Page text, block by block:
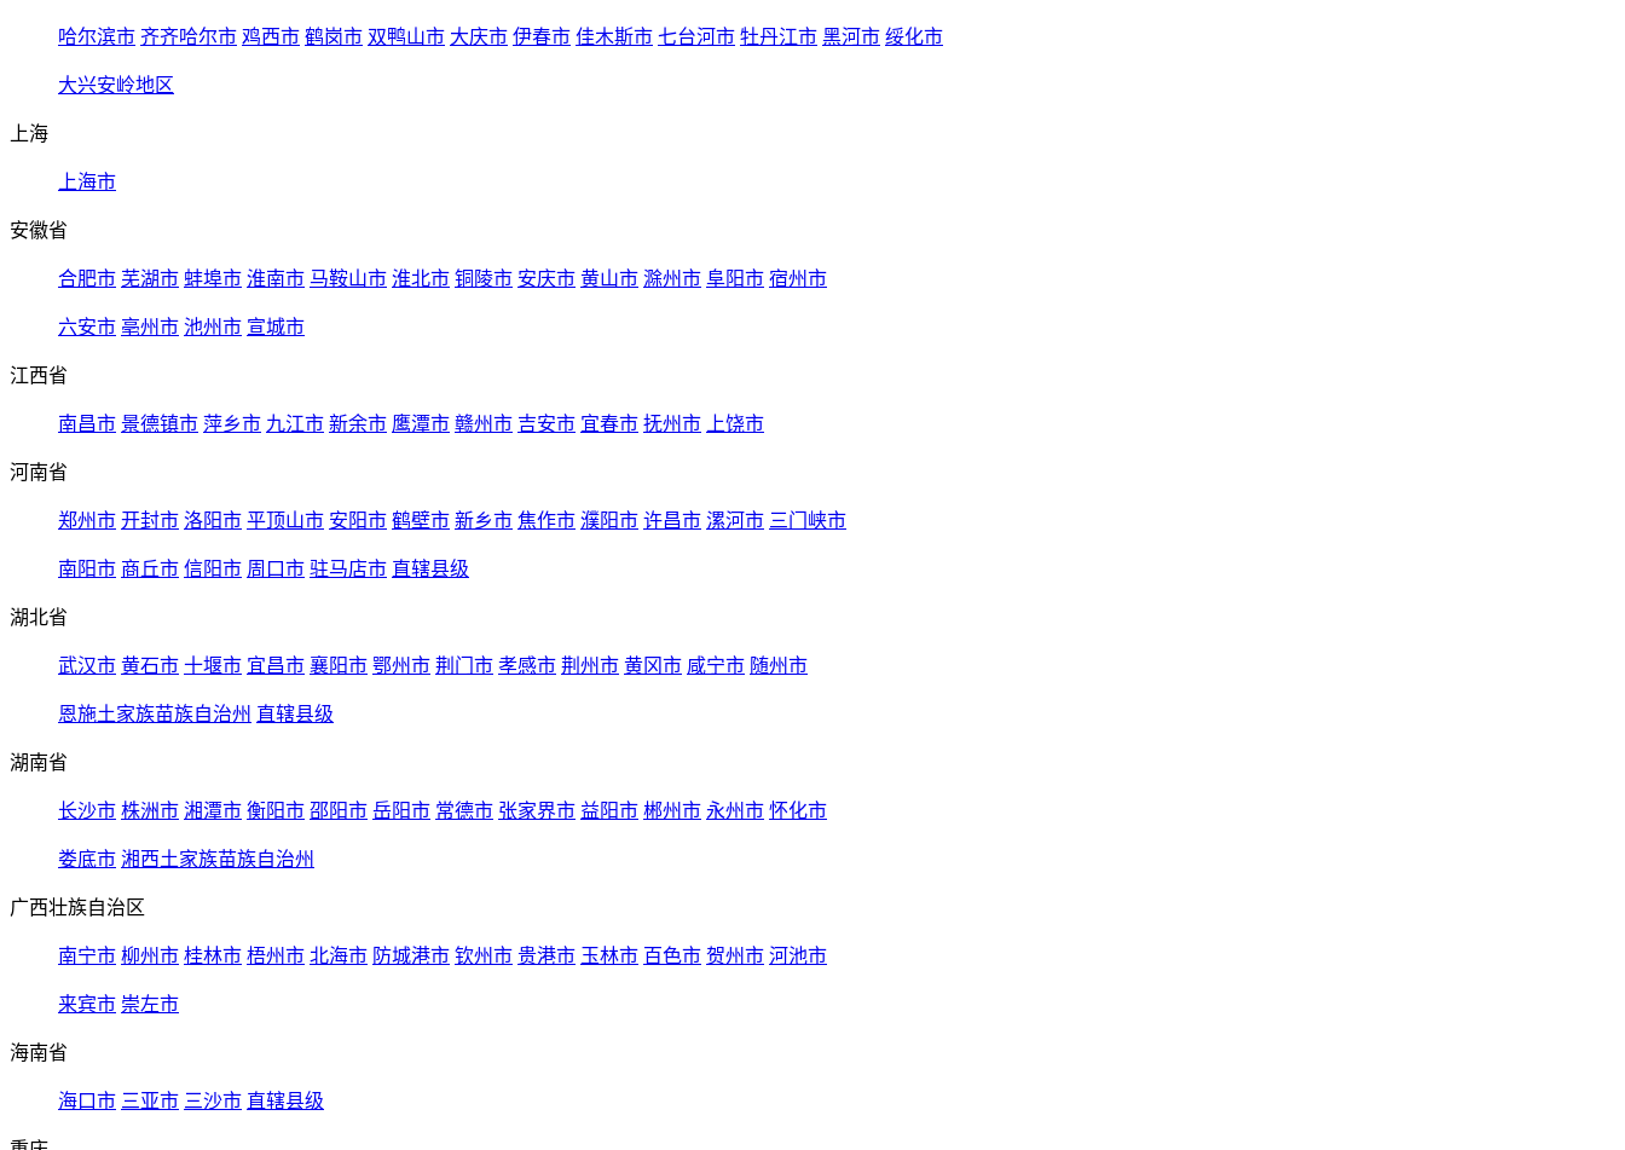
哈尔滨市 齐齐哈尔市 鸡西市 鹤岗市 双鸭山市 大庆市 伊春市 佳木斯市 七台河市 牡丹江市 黑河市 绥化市
大兴安岭地区
上海
上海市
安徽省
合肥市 芜湖市 蚌埠市 淮南市 马鞍山市 淮北市 铜陵市 安庆市 黄山市 滁州市 阜阳市 宿州市
六安市 亳州市 池州市 宣城市
江西省
南昌市 景德镇市 萍乡市 九江市 新余市 鹰潭市 赣州市 吉安市 宜春市 抚州市 上饶市
河南省
郑州市 开封市 洛阳市 平顶山市 安阳市 鹤壁市 新乡市 焦作市 濮阳市 许昌市 漯河市 三门峡市
南阳市 商丘市 信阳市 周口市 驻马店市 直辖县级
湖北省
武汉市 黄石市 十堰市 宜昌市 襄阳市 鄂州市 荆门市 孝感市 荆州市 黄冈市 咸宁市 随州市
恩施土家族苗族自治州 直辖县级
湖南省
长沙市 株洲市 湘潭市 衡阳市 邵阳市 岳阳市 常德市 张家界市 益阳市 郴州市 永州市 怀化市
娄底市 湘西土家族苗族自治州
广西壮族自治区
南宁市 柳州市 桂林市 梧州市 北海市 防城港市 钦州市 贵港市 玉林市 百色市 贺州市 河池市
来宾市 崇左市
海南省
海口市 三亚市 三沙市 直辖县级